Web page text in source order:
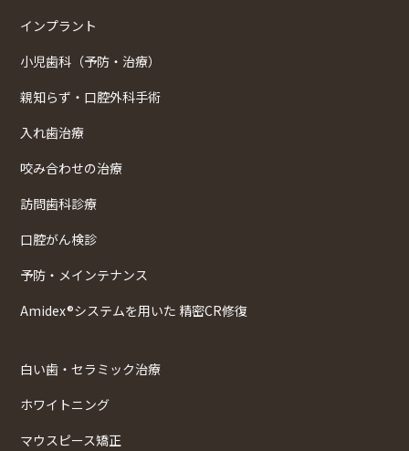
インプラント
小児歯科（予防・治療）
親知らず・口腔外科手術
入れ歯治療
咬み合わせの治療
訪問歯科診療
口腔がん検診
予防・メインテナンス
Amidex®システムを用いた 精密CR修復
白い歯・セラミック治療
ホワイトニング
マウスピース矯正